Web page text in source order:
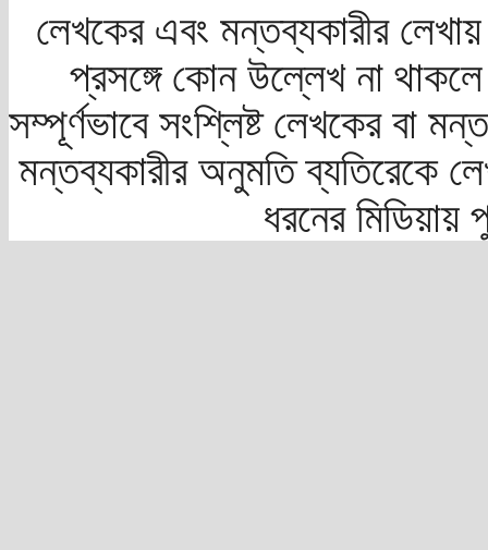
লেখকের এবং মন্তব্যকারীর
প্রসঙ্গে কোন উল্লেখ না
সম্পূর্ণভাবে সংশ্লিষ্ট লেখকের বা
মন্তব্যকারীর অনুমতি ব্যতিরেকে
ধরনের মিডিয়ায়